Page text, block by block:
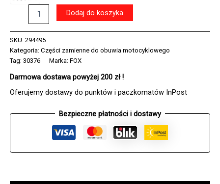
i
klamr
z
FOX
COMP
KIT
Dodaj do koszyka
SKU: 294495
Kategoria: Części zamienne do obuwia motocyklowego
Tag: 30376 Marka: FOX
Darmowa dostawa powyżej 200 zł !
Oferujemy dostawy do punktów i paczkomatów InPost
Bezpieczne płatności i dostawy